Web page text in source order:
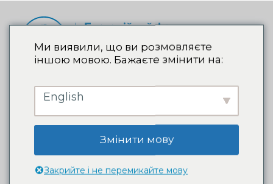
Ексклюзивне
інтерв’ю з
Наталією
Валевською на
Ми виявили, що ви розмовляєте
іншою мовою. Бажаєте змінити на:
English
Змінити мову
Закрийте і не перемикайте мову